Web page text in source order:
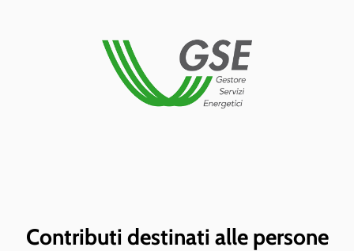
Contributi destinati alle persone